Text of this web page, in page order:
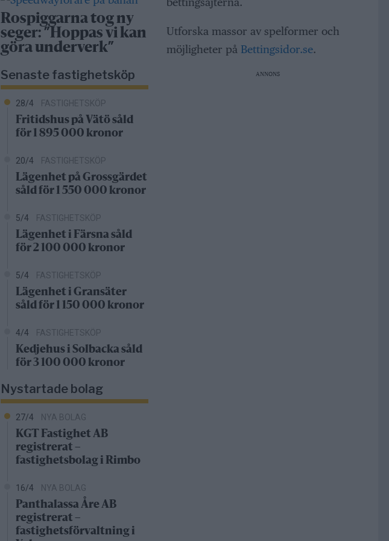
Rospiggarna tog ny
seger: ”Hoppas vi kan
göra underverk”
Senaste fastighetsköp
28/4 FASTIGHETSKÖP
Fritidshus på Vätö såld
för 1 895 000 kronor
20/4 FASTIGHETSKÖP
Lägenhet på Grossgärdet
såld för 1 550 000 kronor
5/4 FASTIGHETSKÖP
Lägenhet i Färsna såld
för 2 100 000 kronor
5/4 FASTIGHETSKÖP
Lägenhet i Gransäter
såld för 1 150 000 kronor
4/4 FASTIGHETSKÖP
Kedjehus i Solbacka såld
för 3 100 000 kronor
Nystartade bolag
27/4 NYA BOLAG
KGT Fastighet AB
registrerat –
fastighetsbolag i Rimbo
16/4 NYA BOLAG
Panthalassa Åre AB
registrerat –
fastighetsförvaltning i
Utforska massor av spelformer och
möjligheter på Bettingsidor.se.
ANNONS